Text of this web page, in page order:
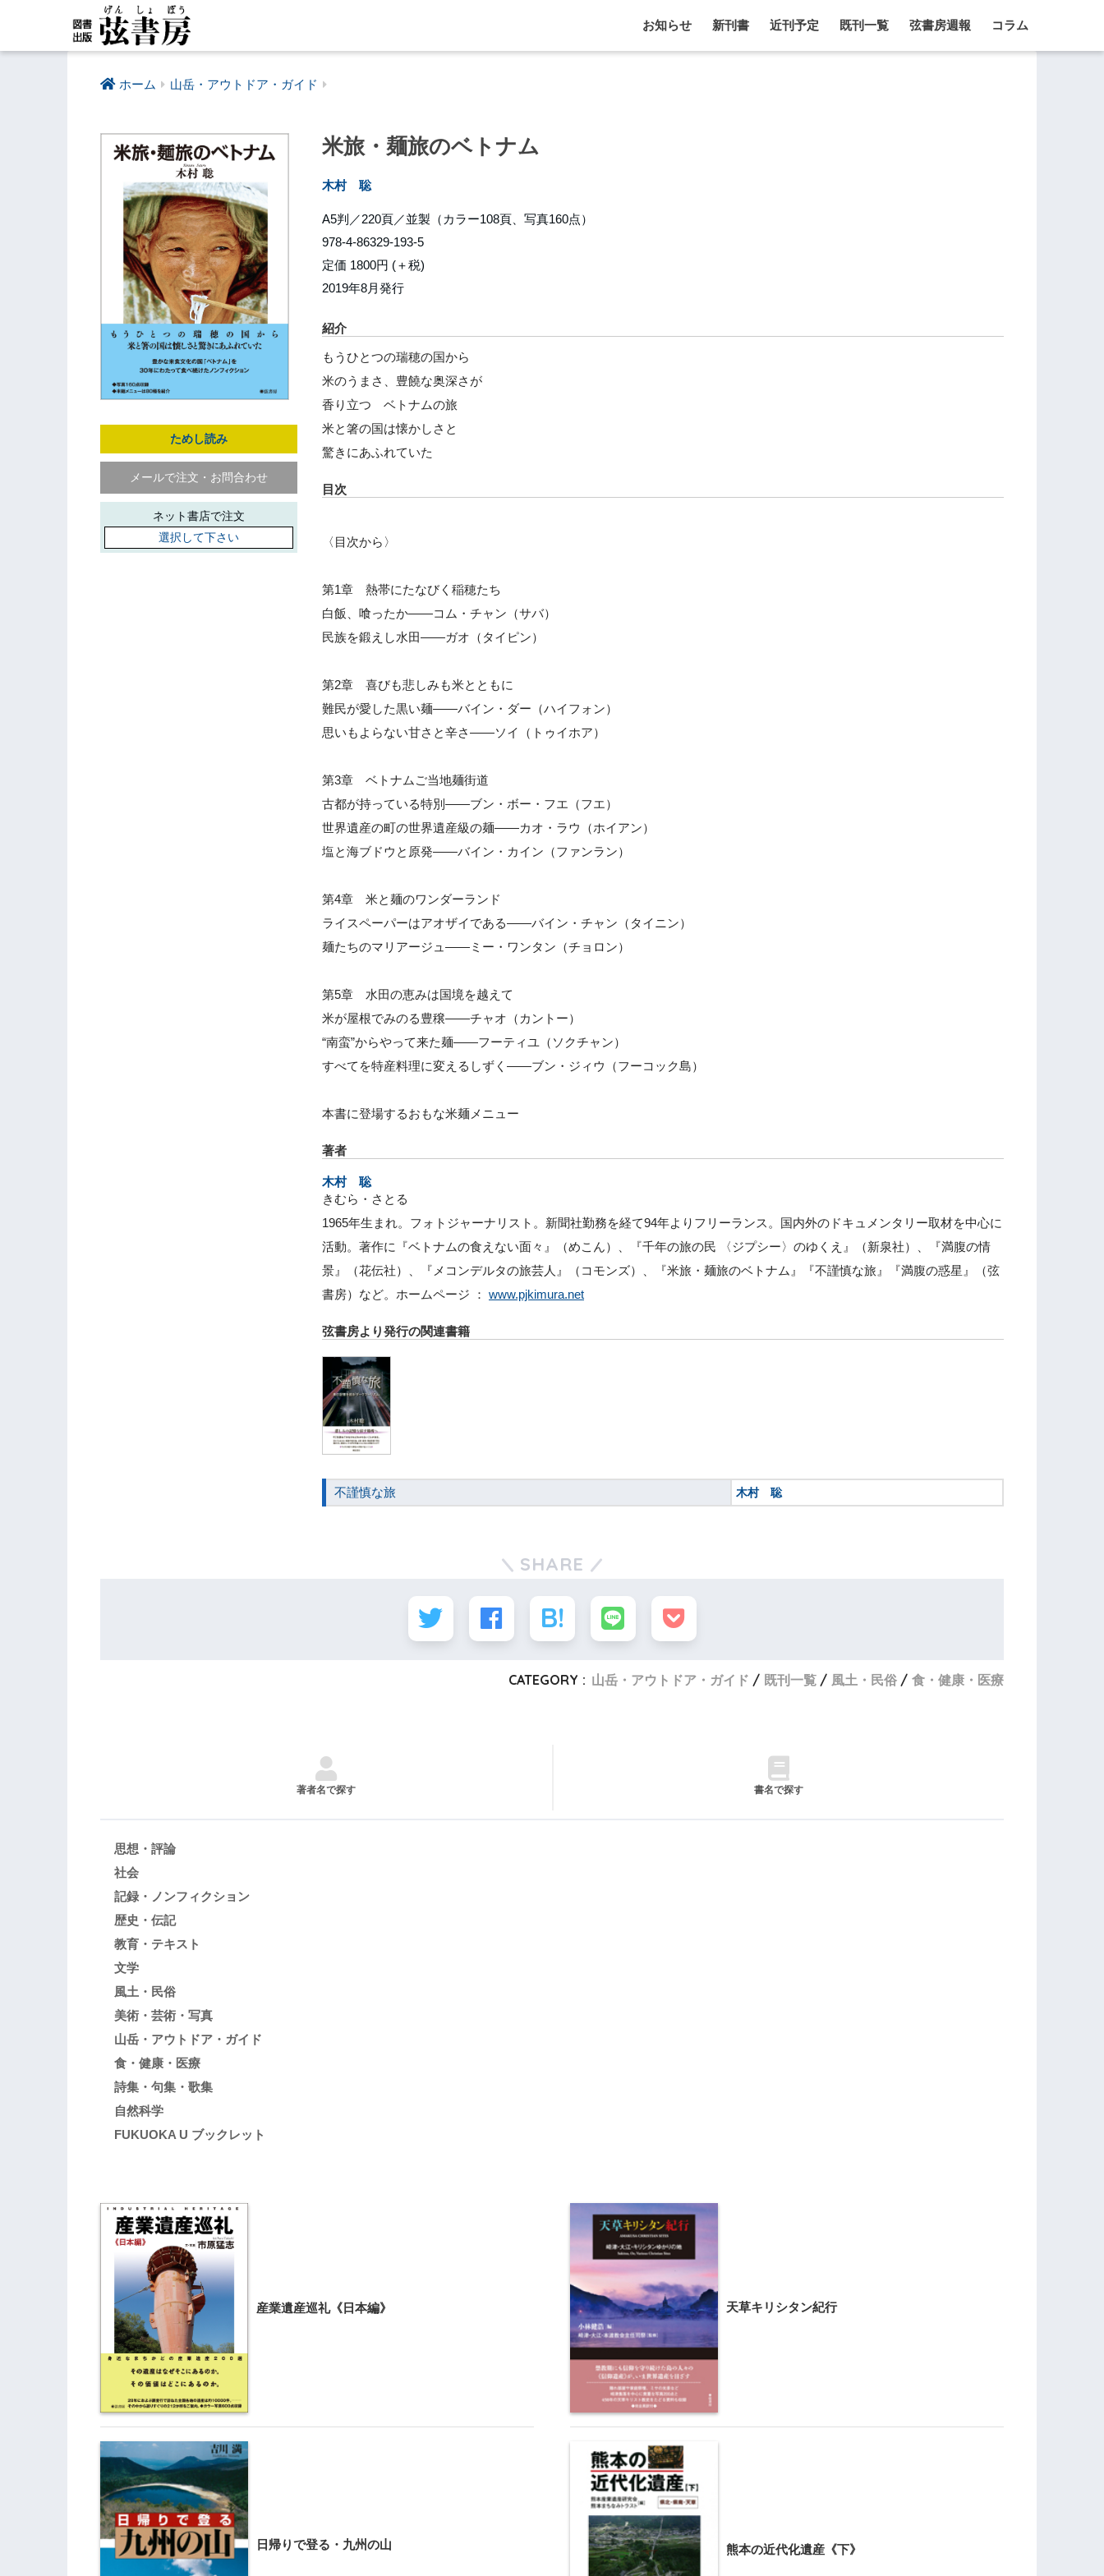
お知らせ 新刊書 近刊予定 既刊一覧 弦書房週報 コラム
ホーム 山岳・アウトドア・ガイド
米旅・麺旅のベトナム
ためし読み
メールで注文・お問合わせ
ネット書店で注文
選択して下さい
木村 聡
A5判／220頁／並製（カラー108頁、写真160点）
978-4-86329-193-5
定価 1800円 (＋税)
2019年8月発行
紹介
もうひとつの瑞穂の国から
米のうまさ、豊饒な奥深さが
香り立つ ベトナムの旅
米と箸の国は懐かしさと
驚きにあふれていた
目次
〈目次から〉
第1章 熱帯にたなびく稲穂たち
白飯、喰ったか――コム・チャン（サバ）
民族を鍛えし水田――ガオ（タイピン）
第2章 喜びも悲しみも米とともに
難民が愛した黒い麺――バイン・ダー（ハイフォン）
思いもよらない甘さと辛さ――ソイ（トゥイホア）
第3章 ベトナムご当地麺街道
古都が持っている特別――ブン・ボー・フエ（フエ）
世界遺産の町の世界遺産級の麺――カオ・ラウ（ホイアン）
塩と海ブドウと原発――バイン・カイン（ファンラン）
第4章 米と麺のワンダーランド
ライスペーパーはアオザイである――バイン・チャン（タイニン）
麺たちのマリアージュ――ミー・ワンタン（チョロン）
第5章 水田の恵みは国境を越えて
米が屋根でみのる豊穣――チャオ（カントー）
“南蛮”からやって来た麺――フーティユ（ソクチャン）
すべてを特産料理に変えるしずく――ブン・ジィウ（フーコック島）
本書に登場するおもな米麺メニュー
著者
木村 聡
きむら・さとる
1965年生まれ。フォトジャーナリスト。新聞社勤務を経て94年よりフリーランス。国内外のドキュメンタリー取材を中心に
活動。著作に『ベトナムの食えない面々』（めこん）、『千年の旅の民 〈ジプシー〉のゆくえ』（新泉社）、『満腹の情
景』（花伝社）、『メコンデルタの旅芸人』（コモンズ）、『米旅・麺旅のベトナム』『不謹慎な旅』『満腹の惑星』（弦
書房）など。ホームページ ： www.pjkimura.net
弦書房より発行の関連書籍
不謹慎な旅 木村 聡
SHARE
CATEGORY : 山岳・アウトドア・ガイド 既刊一覧 風土・民俗 食・健康・医療
著者名で探す 書名で探す
思想・評論
社会
記録・ノンフィクション
歴史・伝記
教育・テキスト
文学
風土・民俗
美術・芸術・写真
山岳・アウトドア・ガイド
食・健康・医療
詩集・句集・歌集
自然科学
FUKUOKA U ブックレット
産業遺産巡礼《日本編》 天草キリシタン紀行
日帰りで登る・九州の山 熊本の近代化遺産《下》